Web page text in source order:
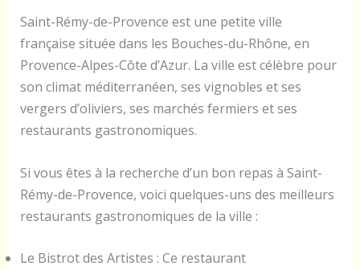
Saint-Rémy-de-Provence est une petite ville
française située dans les Bouches-du-Rhône, en
Provence-Alpes-Côte d’Azur. La ville est célèbre pour
son climat méditerranéen, ses vignobles et ses
vergers d’oliviers, ses marchés fermiers et ses
restaurants gastronomiques.
Si vous êtes à la recherche d’un bon repas à Saint-
Rémy-de-Provence, voici quelques-uns des meilleurs
restaurants gastronomiques de la ville :
Le Bistrot des Artistes : Ce restaurant